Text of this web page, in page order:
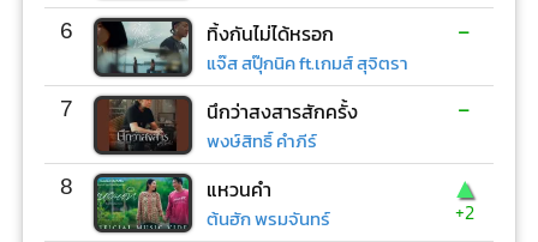
6 ทิ้งกันไม่ได้หรอก
แจ๊ส สปุ๊กนิค ft.เกมส์ สุจิตรา
-
7 นึกว่าสงสารสักครั้ง
พงษ์สิทธิ์ คำภีร์
-
8 แหวนคำ
ต้นฮัก พรมจันทร์
▲
+2